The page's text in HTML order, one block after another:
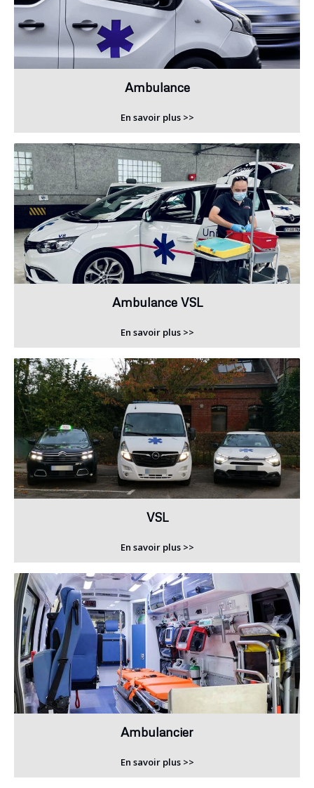
Ambulance
En savoir plus >>
Ambulance VSL
En savoir plus >>
VSL
En savoir plus >>
Ambulancier
En savoir plus >>